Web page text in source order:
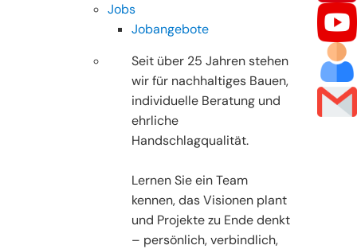
Jobs
Jobangebote
Seit über 25 Jahren stehen
wir für nachhaltiges Bauen,
individuelle Beratung und
ehrliche
Handschlagqualität.
Lernen Sie ein Team
kennen, das Visionen plant
und Projekte zu Ende denkt
– persönlich, verbindlich,